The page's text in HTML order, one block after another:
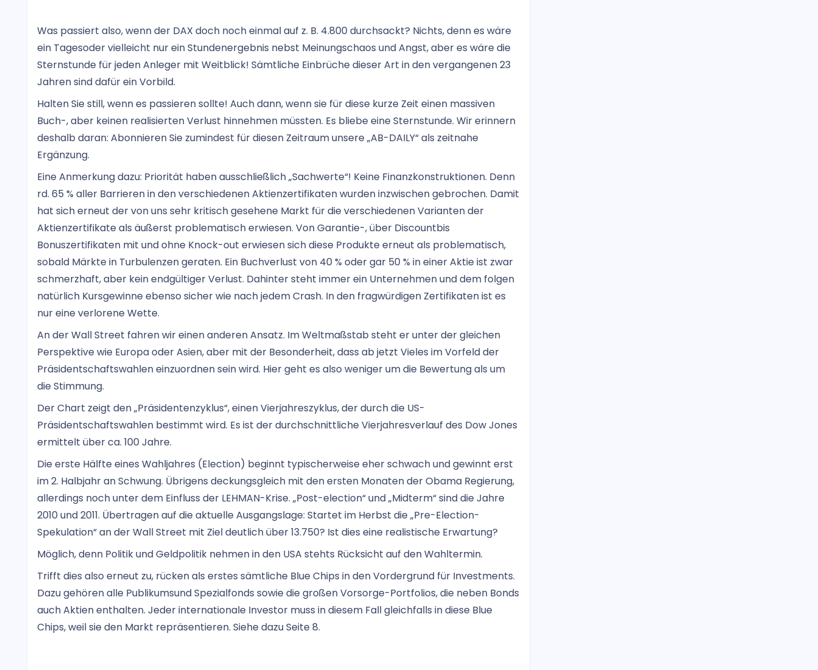
Was passiert also, wenn der DAX doch noch einmal auf z. B. 4.800 durchsackt? Nichts, denn es wäre
ein Tagesoder vielleicht nur ein Stundenergebnis nebst Meinungschaos und Angst, aber es wäre die
Sternstunde für jeden Anleger mit Weitblick! Sämtliche Einbrüche dieser Art in den vergangenen 23
Jahren sind dafür ein Vorbild.
Halten Sie still, wenn es passieren sollte! Auch dann, wenn sie für diese kurze Zeit einen massiven
Buch-, aber keinen realisierten Verlust hinnehmen müssten. Es bliebe eine Sternstunde. Wir erinnern
deshalb daran: Abonnieren Sie zumindest für diesen Zeitraum unsere „AB-DAILY“ als zeitnahe
Ergänzung.
Eine Anmerkung dazu: Priorität haben ausschließlich „Sachwerte“! Keine Finanzkonstruktionen. Denn
rd. 65 % aller Barrieren in den verschiedenen Aktienzertifikaten wurden inzwischen gebrochen. Damit
hat sich erneut der von uns sehr kritisch gesehene Markt für die verschiedenen Varianten der
Aktienzertifikate als äußerst problematisch erwiesen. Von Garantie-, über Discountbis
Bonuszertifikaten mit und ohne Knock-out erwiesen sich diese Produkte erneut als problematisch,
sobald Märkte in Turbulenzen geraten. Ein Buchverlust von 40 % oder gar 50 % in einer Aktie ist zwar
schmerzhaft, aber kein endgültiger Verlust. Dahinter steht immer ein Unternehmen und dem folgen
natürlich Kursgewinne ebenso sicher wie nach jedem Crash. In den fragwürdigen Zertifikaten ist es
nur eine verlorene Wette.
An der Wall Street fahren wir einen anderen Ansatz. Im Weltmaßstab steht er unter der gleichen
Perspektive wie Europa oder Asien, aber mit der Besonderheit, dass ab jetzt Vieles im Vorfeld der
Präsidentschaftswahlen einzuordnen sein wird. Hier geht es also weniger um die Bewertung als um
die Stimmung.
Der Chart zeigt den „Präsidentenzyklus“, einen Vierjahreszyklus, der durch die US-
Präsidentschaftswahlen bestimmt wird. Es ist der durchschnittliche Vierjahresverlauf des Dow Jones
ermittelt über ca. 100 Jahre.
Die erste Hälfte eines Wahljahres (Election) beginnt typischerweise eher schwach und gewinnt erst
im 2. Halbjahr an Schwung. Übrigens deckungsgleich mit den ersten Monaten der Obama Regierung,
allerdings noch unter dem Einfluss der LEHMAN-Krise. „Post-election“ und „Midterm“ sind die Jahre
2010 und 2011. Übertragen auf die aktuelle Ausgangslage: Startet im Herbst die „Pre-Election-
Spekulation“ an der Wall Street mit Ziel deutlich über 13.750? Ist dies eine realistische Erwartung?
Möglich, denn Politik und Geldpolitik nehmen in den USA stehts Rücksicht auf den Wahltermin.
Trifft dies also erneut zu, rücken als erstes sämtliche Blue Chips in den Vordergrund für Investments.
Dazu gehören alle Publikumsund Spezialfonds sowie die großen Vorsorge-Portfolios, die neben Bonds
auch Aktien enthalten. Jeder internationale Investor muss in diesem Fall gleichfalls in diese Blue
Chips, weil sie den Markt repräsentieren. Siehe dazu Seite 8.